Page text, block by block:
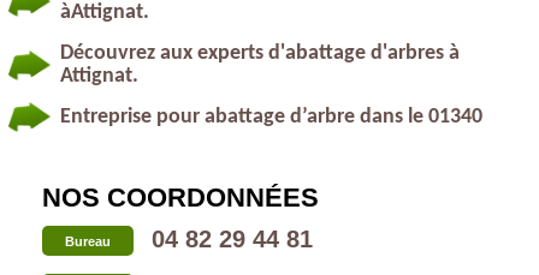
àAttignat.
Découvrez aux experts d'abattage d'arbres à
Attignat.
Entreprise pour abattage d’arbre dans le 01340
NOS COORDONNÉES
Bureau 04 82 29 44 81